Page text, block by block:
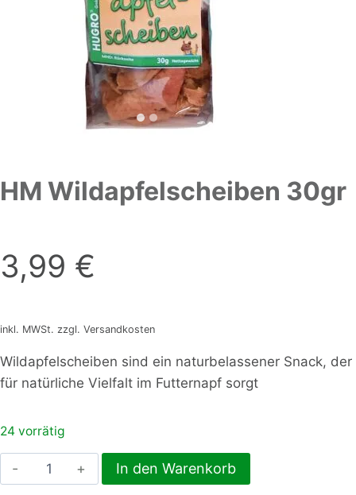
HM Wildapfelscheiben 30gr
3,99 €
inkl. MWSt. zzgl. Versandkosten
Wildapfelscheiben sind ein naturbelassener Snack, der
für natürliche Vielfalt im Futternapf sorgt
24 vorrätig
HM
Wildapfelscheiben
In den Warenkorb